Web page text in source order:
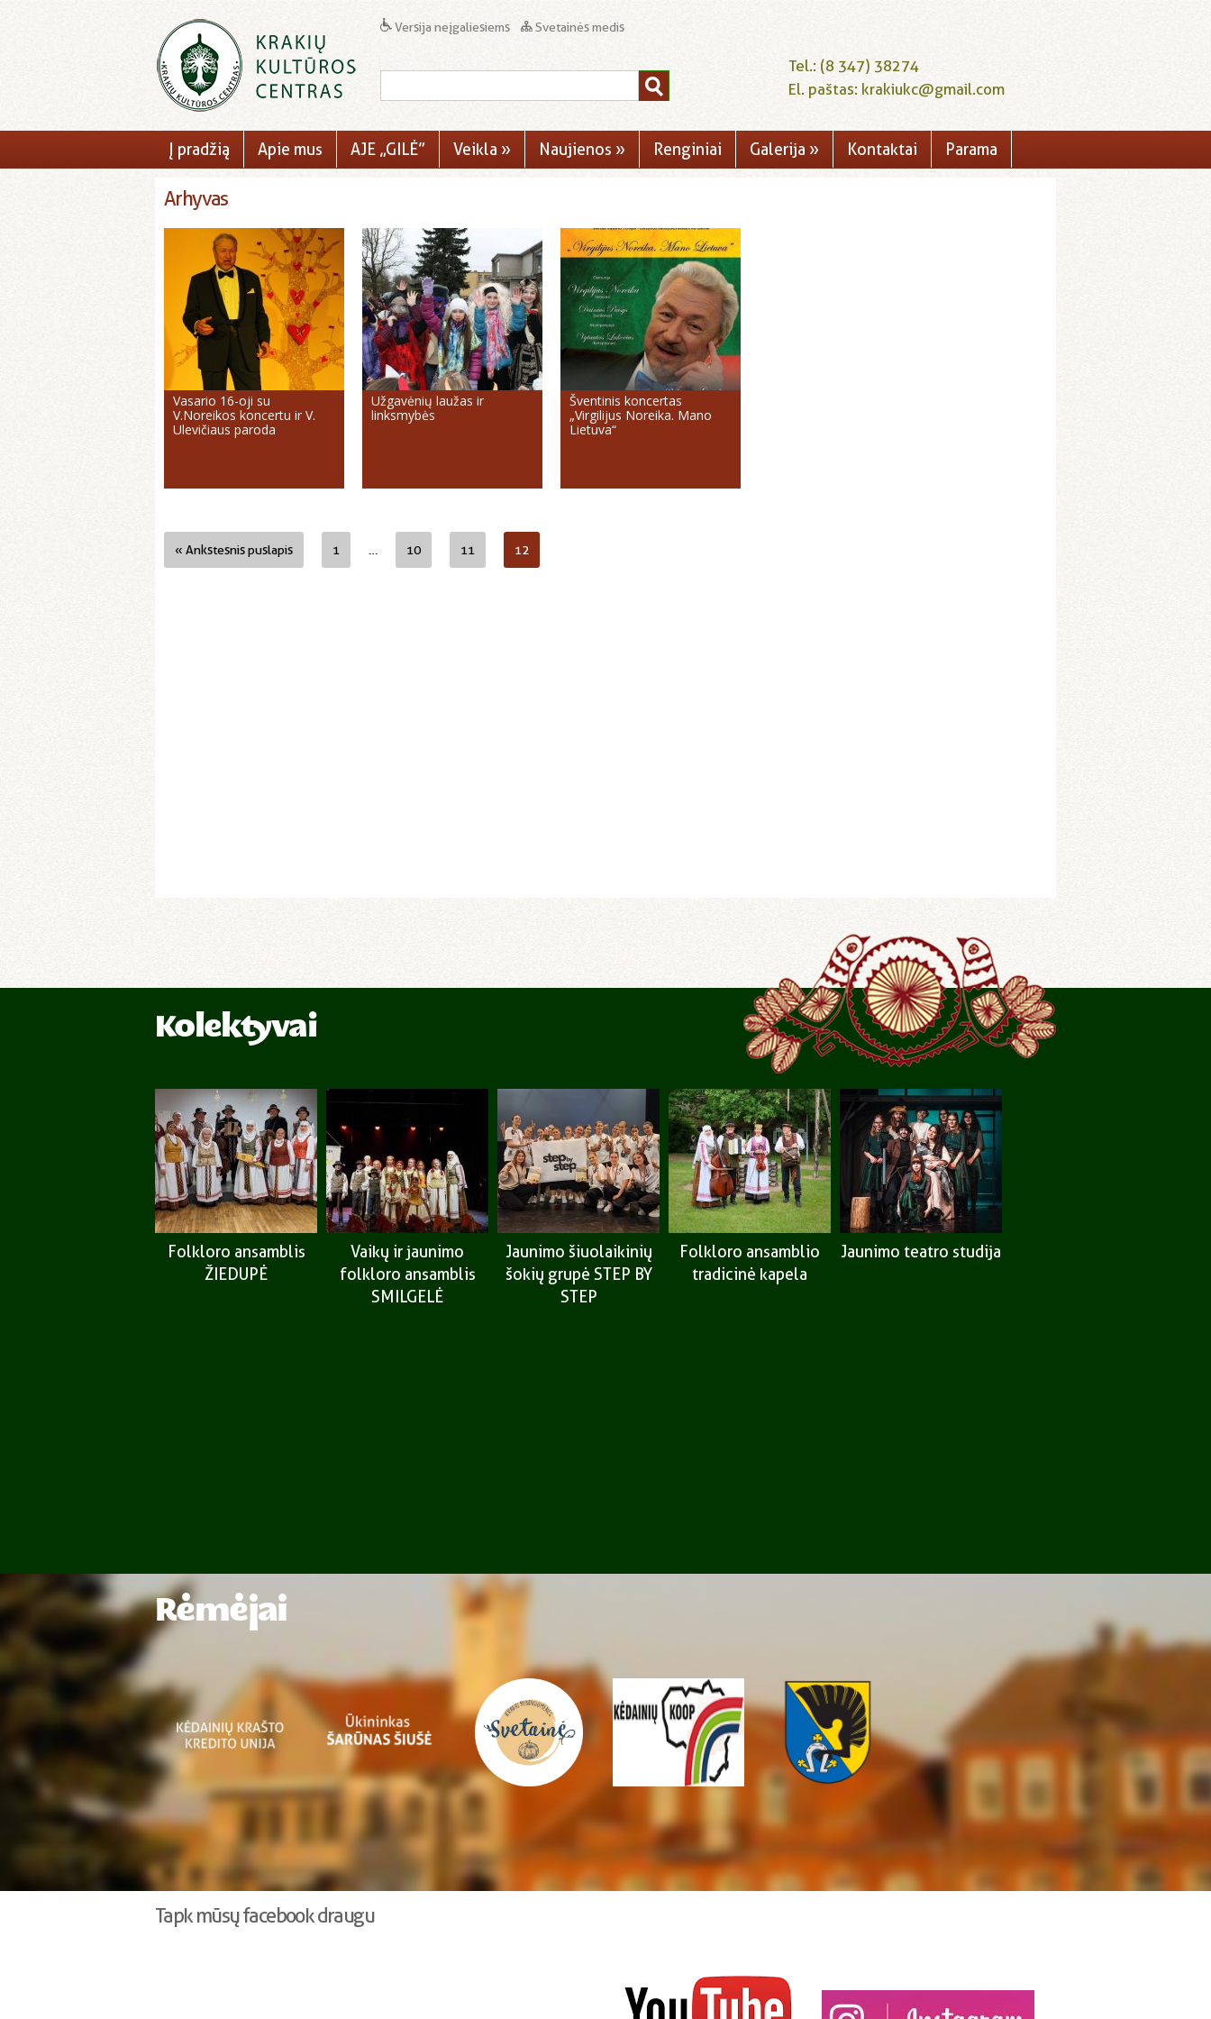
Versija neįgaliesiems Svetainės medis
Tel.: (8 347) 38274
El. paštas: krakiukc@gmail.com
Į pradžią Apie mus AJE „GILĖ” Veikla » Naujienos » Renginiai Galerija » Kontaktai Parama
Arhyvas
Vasario 16-oji su
V.Noreikos koncertu ir V.
Ulevičiaus paroda
Užgavėnių laužas ir
linksmybės
Šventinis koncertas
„Virgilijus Noreika. Mano
Lietuva“
« Ankstesnis puslapis 1 10 11 12
Kolektyvai
Folkloro ansamblis
ŽIEDUPĖ
Vaikų ir jaunimo
folkloro ansamblis
SMILGELĖ
Jaunimo šiuolaikinių
šokių grupė STEP BY
STEP
Folkloro ansamblio
tradicinė kapela
Jaunimo teatro studija
Rėmėjai
Tapk mūsų facebook draugu